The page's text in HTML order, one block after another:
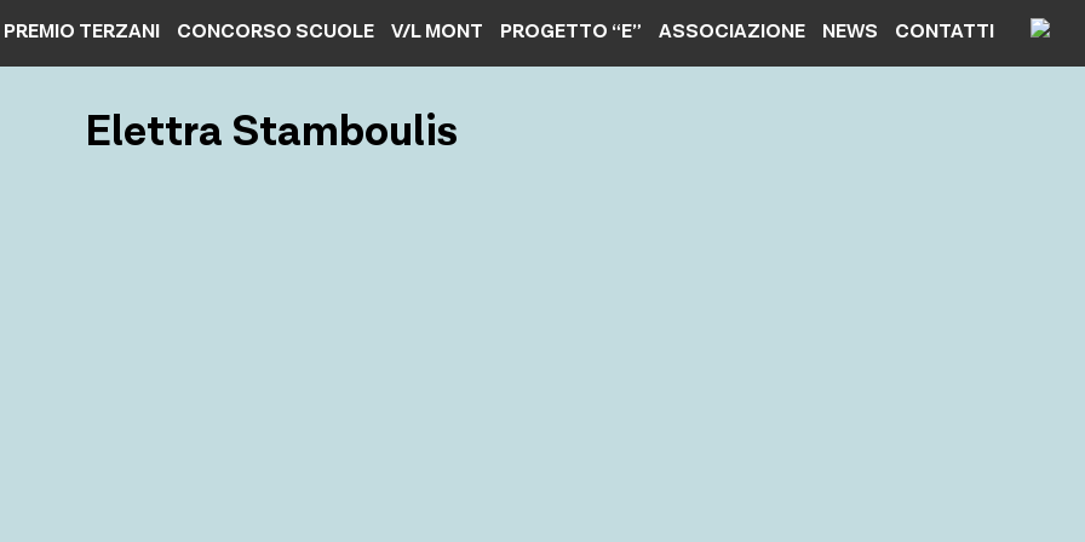
PREMIO TERZANI CONCORSO SCUOLE V/L MONT PROGETTO “E” ASSOCIAZIONE NEWS CONTATTI
Elettra Stamboulis